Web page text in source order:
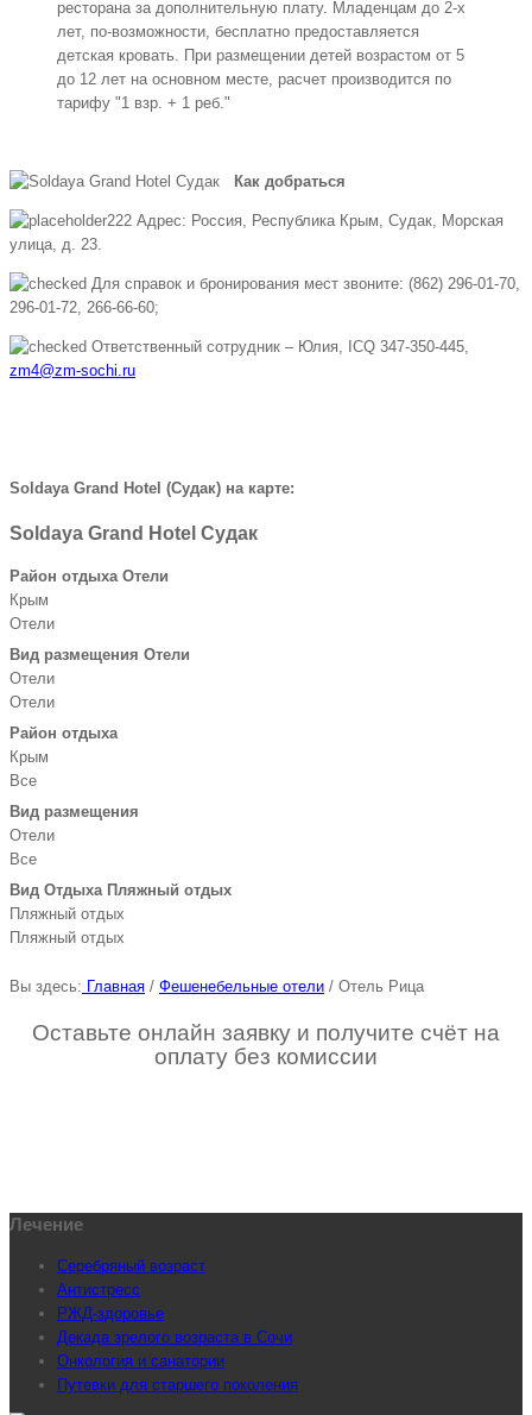
ресторана за дополнительную плату. Младенцам до 2-х
лет, по-возможности, бесплатно предоставляется
детская кровать. При размещении детей возрастом от 5
до 12 лет на основном месте, расчет производится по
тарифу "1 взр. + 1 реб."
Как добраться
Адрес: Россия, Республика Крым, Судак, Морская
улица, д. 23.
Для справок и бронирования мест звоните: (862) 296-01-70,
296-01-72, 266-66-60;
Ответственный сотрудник – Юлия, ICQ 347-350-445,
zm4@zm-sochi.ru
Soldaya Grand Hotel (Судак) на карте:
Soldaya Grand Hotel Судак
Район отдыха Отели
Крым
Отели
Вид размещения Отели
Отели
Отели
Район отдыха
Крым
Все
Вид размещения
Отели
Все
Вид Отдыха Пляжный отдых
Пляжный отдых
Пляжный отдых
Вы здесь: Главная / Фешенебельные отели / Отель Рица
Оставьте онлайн заявку и получите счёт на
оплату без комиссии
Лечение
Серебряный возраст
Антистресс
РЖД-здоровье
Декада зрелого возраста в Сочи
Онкология и санатории
Путевки для старшего поколения